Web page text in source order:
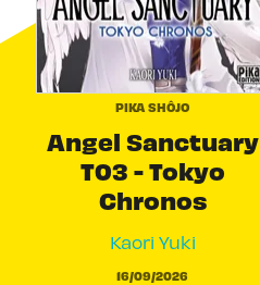
PIKA SHÔJO
Angel Sanctuary
T03 - Tokyo
Chronos
Kaori Yuki
16/09/2026